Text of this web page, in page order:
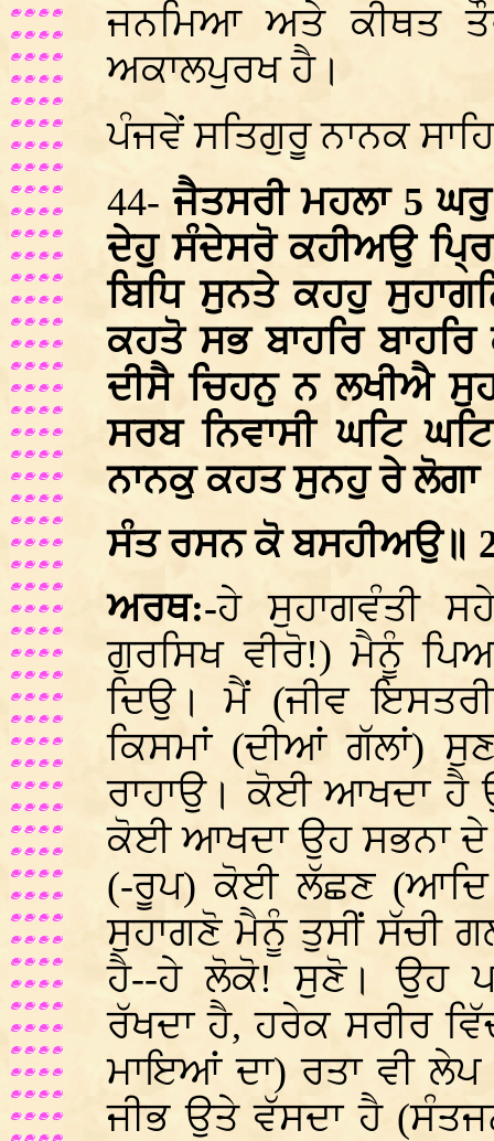
ਜਨਮਿਆ ਅਤੇ ਕੀਥਤ
ਅਕਾਲਪੁਰਖ ਹੈ।
ਪੰਜਵੇਂ ਸਤਿਗੁਰੂ ਨਾਨਕ
44-ਜੈਤਸਰੀ ਮਹਲਾ 5
ਦੇਹੁ ਸੰਦੇਸਰੋ ਕਹੀਅਉ
ਬਿਧਿ ਸੁਨਤੇ ਕਹਹੁ
ਕਹਤੋ ਸਭ ਬਾਹਰਿ
ਦੀਸੈ ਚਿਹਨੁ ਨ ਲਖੀਐ
ਸਰਬ ਨਿਵਾਸੀ ਘਟਿ
ਨਾਨਕੁ ਕਹਤ ਸੁਨਹੁ ਰੇ ਲੋਗਾ
ਸੰਤ ਰਸਨ ਕੋ ਬਸਹੀਅਉ॥
ਅਰਥ:-ਹੇ ਸੁਹਾਗਵੰਤੀ
ਗੁਰਸਿਖ ਵੀਰੋ!) ਮੈਨੂੰ
ਦਿਉ। ਮੈਂ (ਜੀਵ
ਕਿਸਮਾਂ (ਦੀਆਂ ਗੱਲਾਂ)
ਰਾਹਾਉ। ਕੋਈ ਆਖਦਾ ਹੈ
ਕੋਈ ਆਖਦਾ ਉਹ ਸਭਨਾ ਦੇ
(-ਰੂਪ) ਕੋਈ ਲੱਛਣ (ਆਦਿ
ਸੁਹਾਗਣੋ ਮੈਨੂੰ ਤੁਸੀਂ ਸੱਚੀ
ਹੈ--ਹੇ ਲੋਕੋ! ਸੁਣੋ। ਉਹ
ਰੱਖਦਾ ਹੈ, ਹਰੇਕ ਸਰੀਰ
ਮਾਇਆਂ ਦਾ) ਰਤਾ ਵੀ
ਜੀਭ ਉਤੇ ਵੱਸਦਾ ਹੈ